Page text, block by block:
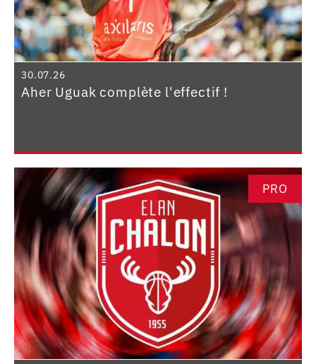
30.07.26
Aher Uguak complète l'effectif !
PRO